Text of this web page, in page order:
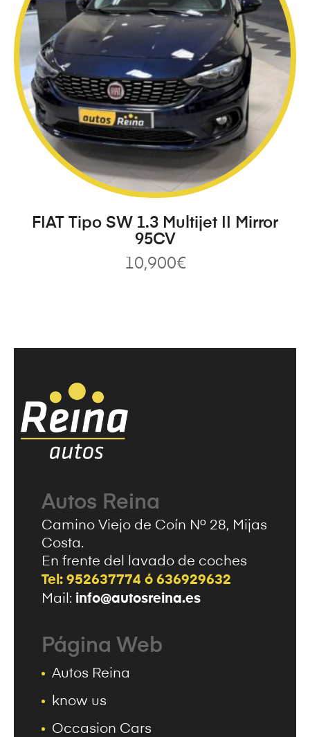
FIAT Tipo SW 1.3 Multijet II Mirror
95CV
10,900€
Autos Reina
Camino Viejo de Coín Nº 28, Mijas
Costa.
En frente del lavado de coches
Tel: 952637774 ó 636929632
Mail: info@autosreina.es
Página Web
Autos Reina
know us
Occasion Cars